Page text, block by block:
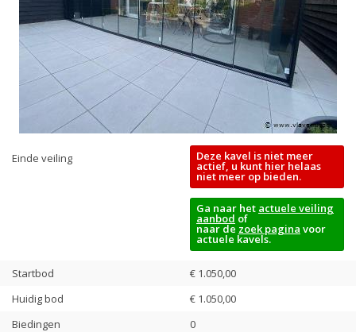
Einde veiling Deze kavel is niet meer
actief, u kunt hier helaas
niet meer op bieden.
Ga naar het actuele veiling
aanbod of
naar de zoek pagina voor
actuele kavels.
Startbod
€ 1.050,00
Huidig bod
€ 1.050,00
Biedingen
0